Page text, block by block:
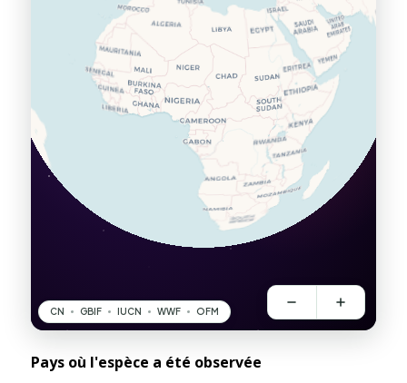
Pays où l'espèce a été observée